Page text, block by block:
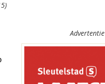
Advertentie